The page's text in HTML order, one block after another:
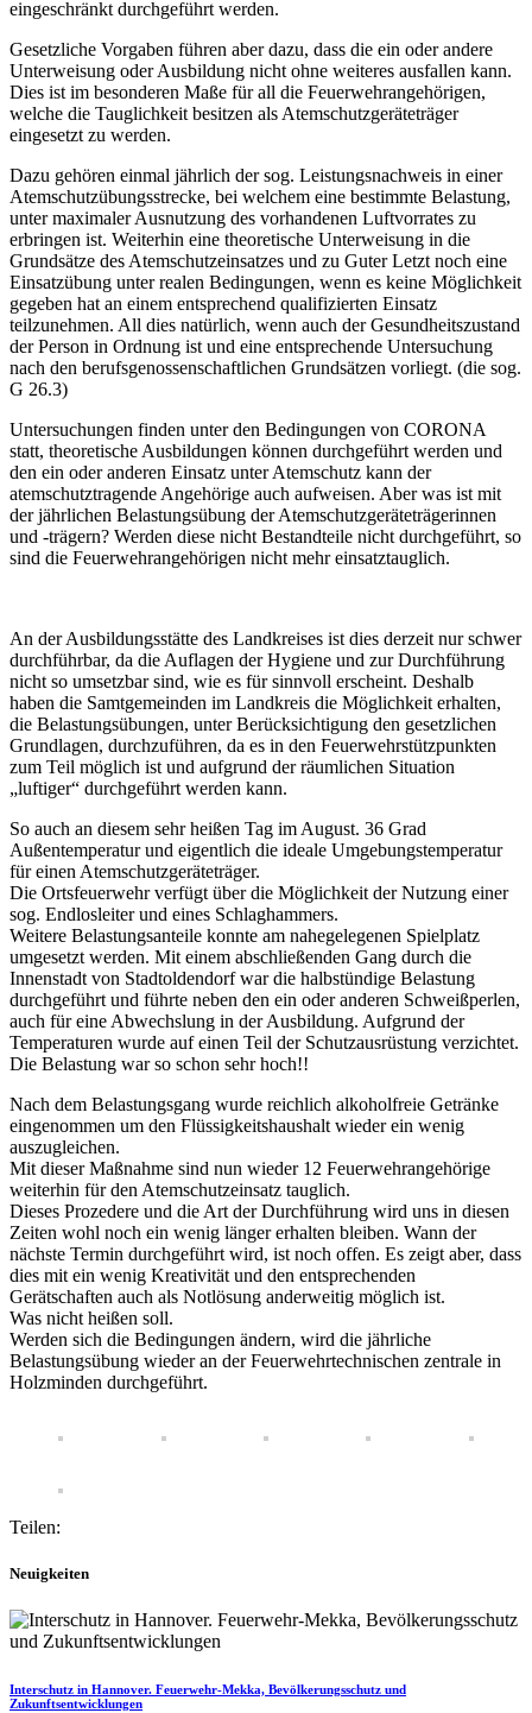
eingeschränkt durchgeführt werden.
Gesetzliche Vorgaben führen aber dazu, dass die ein oder andere
Unterweisung oder Ausbildung nicht ohne weiteres ausfallen kann.
Dies ist im besonderen Maße für all die Feuerwehrangehörigen,
welche die Tauglichkeit besitzen als Atemschutzgeräteträger
eingesetzt zu werden.
Dazu gehören einmal jährlich der sog. Leistungsnachweis in einer
Atemschutzübungsstrecke, bei welchem eine bestimmte Belastung,
unter maximaler Ausnutzung des vorhandenen Luftvorrates zu
erbringen ist. Weiterhin eine theoretische Unterweisung in die
Grundsätze des Atemschutzeinsatzes und zu Guter Letzt noch eine
Einsatzübung unter realen Bedingungen, wenn es keine Möglichkeit
gegeben hat an einem entsprechend qualifizierten Einsatz
teilzunehmen. All dies natürlich, wenn auch der Gesundheitszustand
der Person in Ordnung ist und eine entsprechende Untersuchung
nach den berufsgenossenschaftlichen Grundsätzen vorliegt. (die sog.
G 26.3)
Untersuchungen finden unter den Bedingungen von CORONA
statt, theoretische Ausbildungen können durchgeführt werden und
den ein oder anderen Einsatz unter Atemschutz kann der
atemschutztragende Angehörige auch aufweisen. Aber was ist mit
der jährlichen Belastungsübung der Atemschutzgeräteträgerinnen
und -trägern? Werden diese nicht Bestandteile nicht durchgeführt, so
sind die Feuerwehrangehörigen nicht mehr einsatztauglich.
An der Ausbildungsstätte des Landkreises ist dies derzeit nur schwer
durchführbar, da die Auflagen der Hygiene und zur Durchführung
nicht so umsetzbar sind, wie es für sinnvoll erscheint. Deshalb
haben die Samtgemeinden im Landkreis die Möglichkeit erhalten,
die Belastungsübungen, unter Berücksichtigung den gesetzlichen
Grundlagen, durchzuführen, da es in den Feuerwehrstützpunkten
zum Teil möglich ist und aufgrund der räumlichen Situation
„luftiger“ durchgeführt werden kann.
So auch an diesem sehr heißen Tag im August. 36 Grad
Außentemperatur und eigentlich die ideale Umgebungstemperatur
für einen Atemschutzgeräteträger.
Die Ortsfeuerwehr verfügt über die Möglichkeit der Nutzung einer
sog. Endlosleiter und eines Schlaghammers.
Weitere Belastungsanteile konnte am nahegelegenen Spielplatz
umgesetzt werden. Mit einem abschließenden Gang durch die
Innenstadt von Stadtoldendorf war die halbstündige Belastung
durchgeführt und führte neben den ein oder anderen Schweißperlen,
auch für eine Abwechslung in der Ausbildung. Aufgrund der
Temperaturen wurde auf einen Teil der Schutzausrüstung verzichtet.
Die Belastung war so schon sehr hoch!!
Nach dem Belastungsgang wurde reichlich alkoholfreie Getränke
eingenommen um den Flüssigkeitshaushalt wieder ein wenig
auszugleichen.
Mit dieser Maßnahme sind nun wieder 12 Feuerwehrangehörige
weiterhin für den Atemschutzeinsatz tauglich.
Dieses Prozedere und die Art der Durchführung wird uns in diesen
Zeiten wohl noch ein wenig länger erhalten bleiben. Wann der
nächste Termin durchgeführt wird, ist noch offen. Es zeigt aber, dass
dies mit ein wenig Kreativität und den entsprechenden
Gerätschaften auch als Notlösung anderweitig möglich ist.
Was nicht heißen soll.
Werden sich die Bedingungen ändern, wird die jährliche
Belastungsübung wieder an der Feuerwehrtechnischen zentrale in
Holzminden durchgeführt.
Teilen:
Neuigkeiten
Interschutz in Hannover. Feuerwehr-Mekka, Bevölkerungsschutz und
Zukunftsentwicklungen